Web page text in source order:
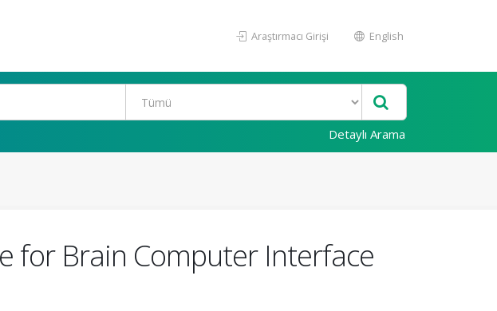
Araştırmacı Girişi English
Detaylı Arama
for Brain Computer Interface